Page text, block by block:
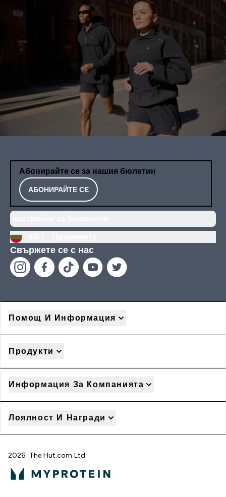
Абонирайте се за нашия бюлетин
АБОНИРАЙТЕ СЕ
Свържете се с нас
Помощ И Информация
Продукти
Информация За Компанията
Лоялност И Награди
2026 The Hut.com Ltd